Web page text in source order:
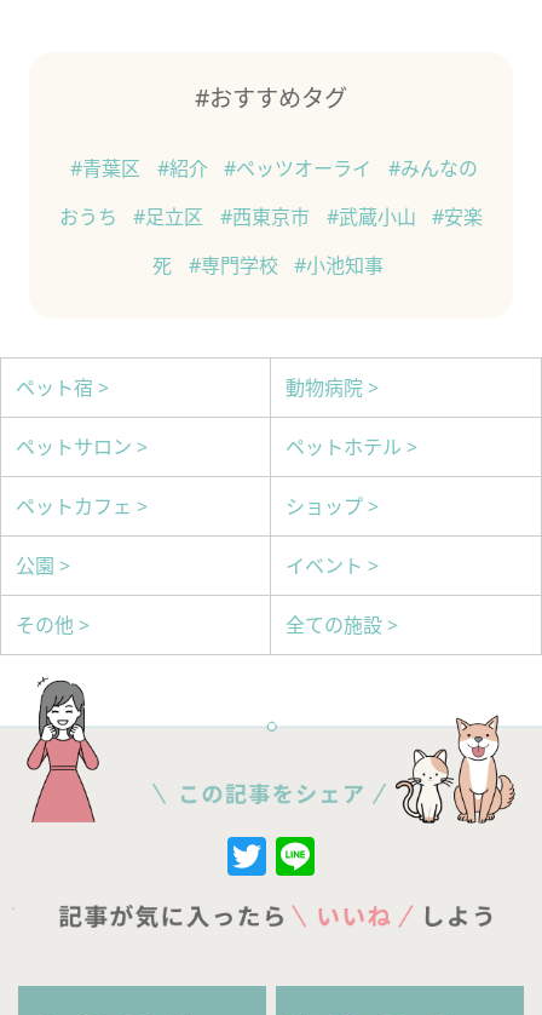
#おすすめタグ
#青葉区 #紹介 #ペッツオーライ
#みんなの
おうち
#足立区 #西東京市 #武蔵小山
#安楽
死
#専門学校 #小池知事
ペット宿 > 動物病院 >
ペットサロン > ペットホテル >
ペットカフェ > ショップ >
公園 > イベント >
その他 > 全ての施設 >
Twitter